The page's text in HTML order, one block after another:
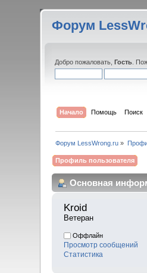
Форум
Добро пожаловать,Гость .
Начало Помощь Поиск
Форум LessWrong.ru »
Профиль пользователя
Основная
Kroid
Ветеран
Оффлайн
Просмотр сообщений
Статистика